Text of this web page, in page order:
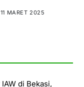
11 MARET 2025